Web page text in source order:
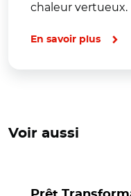
chaleur vertueux.
En savoir plus
Voir aussi